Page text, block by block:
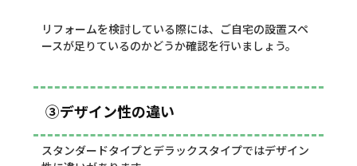
リフォームを検討している際には、ご自宅の設置スペ
ースが足りているのかどうか確認を行いましょう。
③デザイン性の違い
スタンダードタイプとデラックスタイプではデザイン